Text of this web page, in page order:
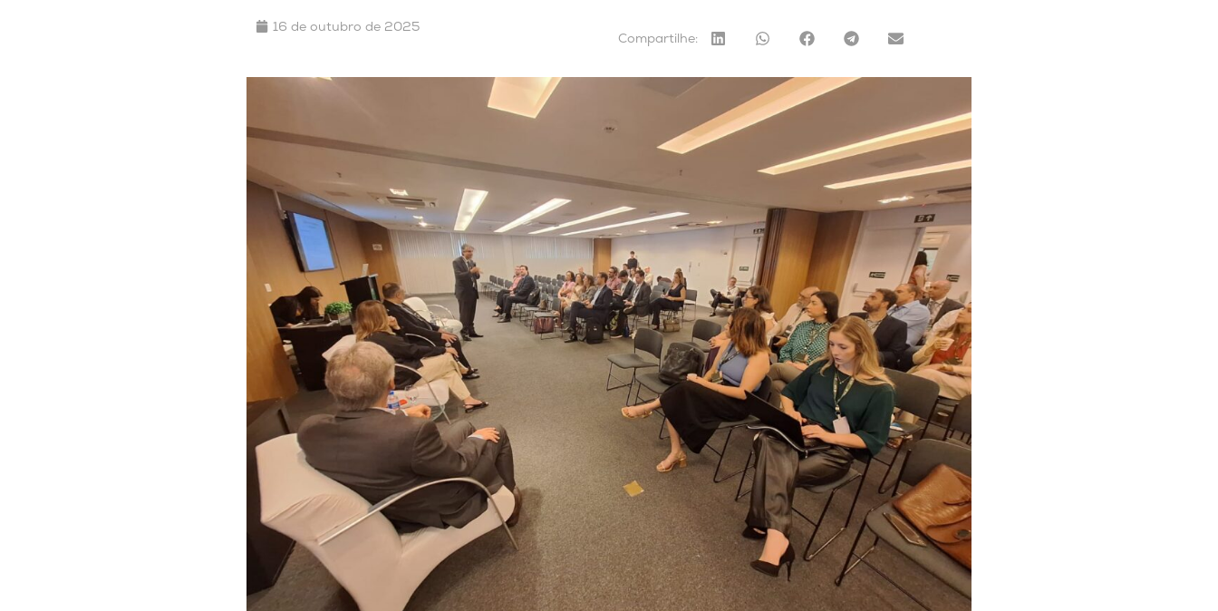
16 de outubro de 2025
Compartilhe: